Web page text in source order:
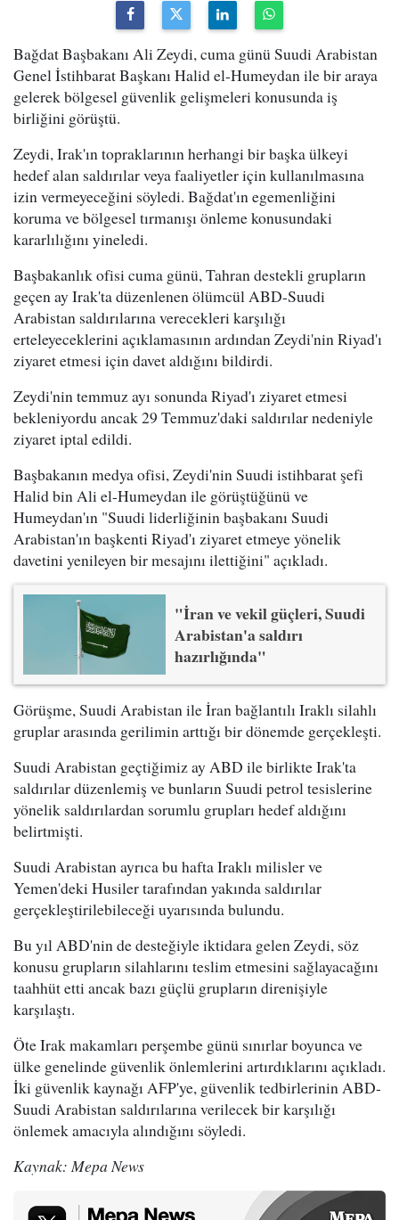
Bağdat Başbakanı Ali Zeydi, cuma günü Suudi Arabistan
Genel İstihbarat Başkanı Halid el-Humeydan ile bir araya
gelerek bölgesel güvenlik gelişmeleri konusunda iş
birliğini görüştü.
Zeydi, Irak'ın topraklarının herhangi bir başka ülkeyi
hedef alan saldırılar veya faaliyetler için kullanılmasına
izin vermeyeceğini söyledi. Bağdat'ın egemenliğini
koruma ve bölgesel tırmanışı önleme konusundaki
kararlılığını yineledi.
Başbakanlık ofisi cuma günü, Tahran destekli grupların
geçen ay Irak'ta düzenlenen ölümcül ABD-Suudi
Arabistan saldırılarına verecekleri karşılığı
erteleyeceklerini açıklamasının ardından Zeydi'nin Riyad'ı
ziyaret etmesi için davet aldığını bildirdi.
Zeydi'nin temmuz ayı sonunda Riyad'ı ziyaret etmesi
bekleniyordu ancak 29 Temmuz'daki saldırılar nedeniyle
ziyaret iptal edildi.
Başbakanın medya ofisi, Zeydi'nin Suudi istihbarat şefi
Halid bin Ali el-Humeydan ile görüştüğünü ve
Humeydan'ın "Suudi liderliğinin başbakanı Suudi
Arabistan'ın başkenti Riyad'ı ziyaret etmeye yönelik
davetini yenileyen bir mesajını ilettiğini" açıkladı.
"İran ve vekil güçleri, Suudi
Arabistan'a saldırı
hazırlığında"
Görüşme, Suudi Arabistan ile İran bağlantılı Iraklı silahlı
gruplar arasında gerilimin arttığı bir dönemde gerçekleşti.
Suudi Arabistan geçtiğimiz ay ABD ile birlikte Irak'ta
saldırılar düzenlemiş ve bunların Suudi petrol tesislerine
yönelik saldırılardan sorumlu grupları hedef aldığını
belirtmişti.
Suudi Arabistan ayrıca bu hafta Iraklı milisler ve
Yemen'deki Husiler tarafından yakında saldırılar
gerçekleştirilebileceği uyarısında bulundu.
Bu yıl ABD'nin de desteğiyle iktidara gelen Zeydi, söz
konusu grupların silahlarını teslim etmesini sağlayacağını
taahhüt etti ancak bazı güçlü grupların direnişiyle
karşılaştı.
Öte Irak makamları perşembe günü sınırlar boyunca ve
ülke genelinde güvenlik önlemlerini artırdıklarını açıkladı.
İki güvenlik kaynağı AFP'ye, güvenlik tedbirlerinin ABD-
Suudi Arabistan saldırılarına verilecek bir karşılığı
önlemek amacıyla alındığını söyledi.
Kaynak: Mepa News